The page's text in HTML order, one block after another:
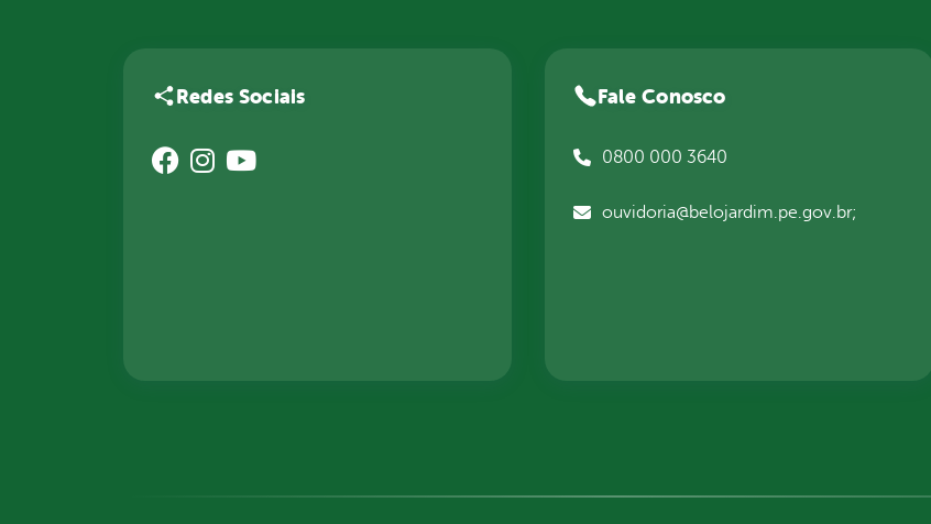
Redes Sociais Fale Conosco
0800 000 3640
ouvidoria@belojardim.pe.gov.br;